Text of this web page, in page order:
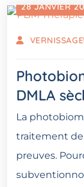
28 JANVIER
VERNISSAGE
DMLA
La
traitement de
preuves.